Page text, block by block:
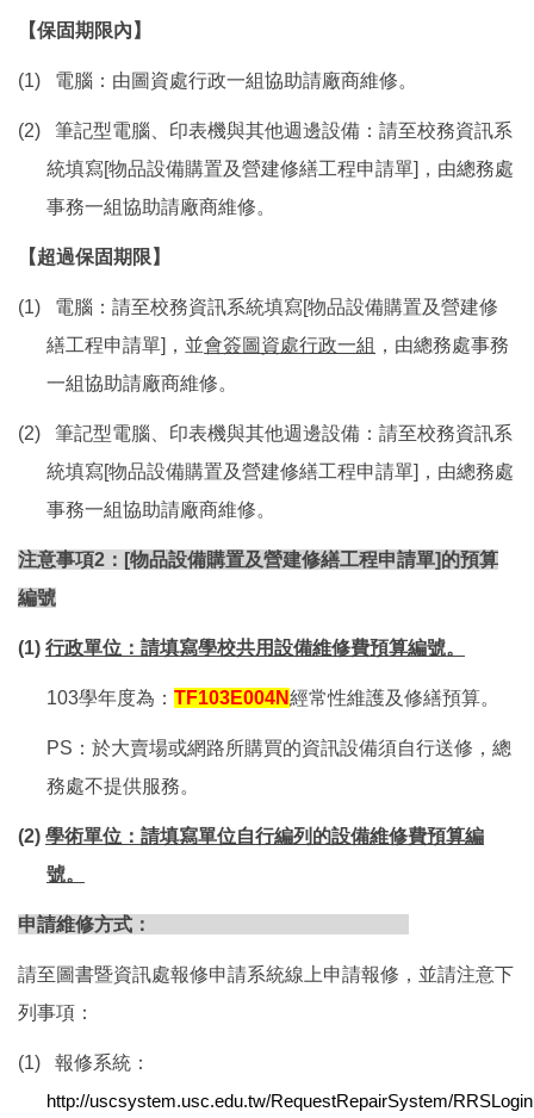
【保固期限內】
(1) 電腦：由圖資處行政一組協助請廠商維修。
(2) 筆記型電腦、印表機與其他週邊設備：請至校務資訊系
統填寫[物品設備購置及營建修繕工程申請單]，由總務處
事務一組協助請廠商維修。
【超過保固期限】
(1) 電腦：請至校務資訊系統填寫[物品設備購置及營建修
繕工程申請單]，並會簽圖資處行政一組 ，由總務處事務
一組協助請廠商維修。
(2) 筆記型電腦、印表機與其他週邊設備：請至校務資訊系
統填寫[物品設備購置及營建修繕工程申請單]，由總務處
事務一組協助請廠商維修。
注意事項2 ：[物品設備購置及營建修繕工程申請單]的預算
編號
(1) 行政單位：請填寫學校共用設備維修費預算編號。
103學年度為： TF103E004N經常性維護及修繕預算。
PS ：於大賣場或網路所購買的資訊設備須自行送修，總
務處不提供服務。
(2) 學術單位：請填寫單位自行編列的設備維修費預算編
號。
申請維修方式：
請至圖書暨資訊處報修申請系統線上申請報修，並請注意下
列事項：
(1) 報修系統：
http://uscsystem.usc.edu.tw/RequestRepairSystem/